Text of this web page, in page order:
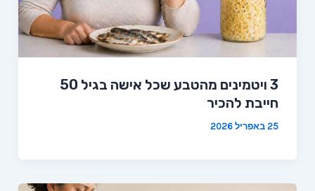
3 ויטמינים מהטבע שכל אישה בגיל 50
חייבת להכיר
25 באפריל 2026